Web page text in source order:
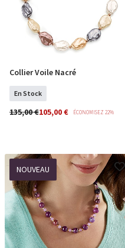
COMMANDER
Collier Voile Nacré
En Stock
135,00 €105,00 € ÉCONOMISEZ 22%
NOUVEAU